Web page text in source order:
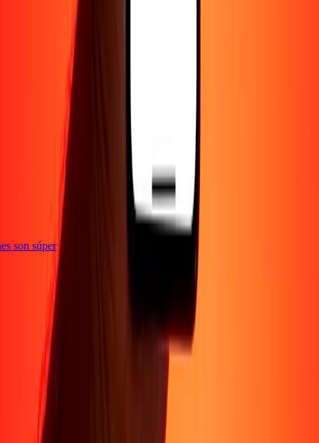
son súper
Acerca de
Conviértete en agenteConviértete en socio
Conviértete en socio estratégico
Carreras Promociones
Transferencia internacional de dinero
Soporte